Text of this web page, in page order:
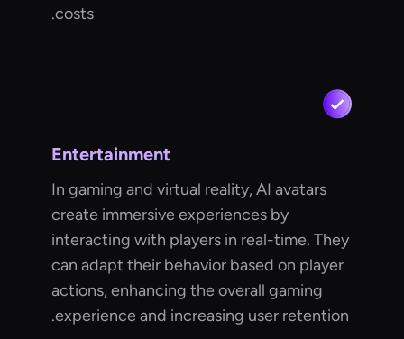
costs.
Entertainment
In gaming and virtual reality, AI avatars
create immersive experiences by
interacting with players in real-time. They
can adapt their behavior based on player
actions, enhancing the overall gaming
experience and increasing user retention.